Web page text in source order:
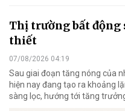
Thị trường bất động
thiết
07/08/2026 04:19
Sau giai đoạn tăng nóng của
hiện nay đang tạo ra khoảng
sàng lọc, hướng tới tăng